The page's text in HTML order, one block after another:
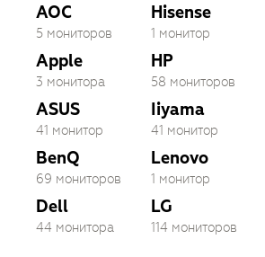
AOC
5 мониторов
Apple
3 монитора
ASUS
41 монитор
BenQ
69 мониторов
Dell
44 монитора
Hisense
1 монитор
HP
58 мониторов
Iiyama
41 монитор
Lenovo
1 монитор
LG
114 мониторов